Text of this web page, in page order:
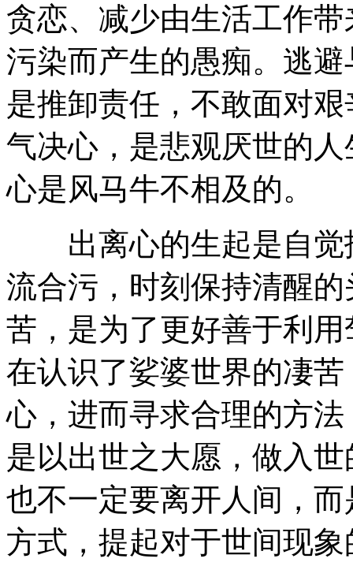
贪恋、减少由生活工作
污染而产生的愚痴。逃
是推卸责任，不敢面对
气决心，是悲观厌世的
心是风马牛不相及的。
出离心的生起是自觉
流合污，时刻保持清醒
苦，是为了更好善于利
在认识了娑婆世界的凄
心，进而寻求合理的方
是以出世之大愿，做入
也不一定要离开人间，
方式，提起对于世间现